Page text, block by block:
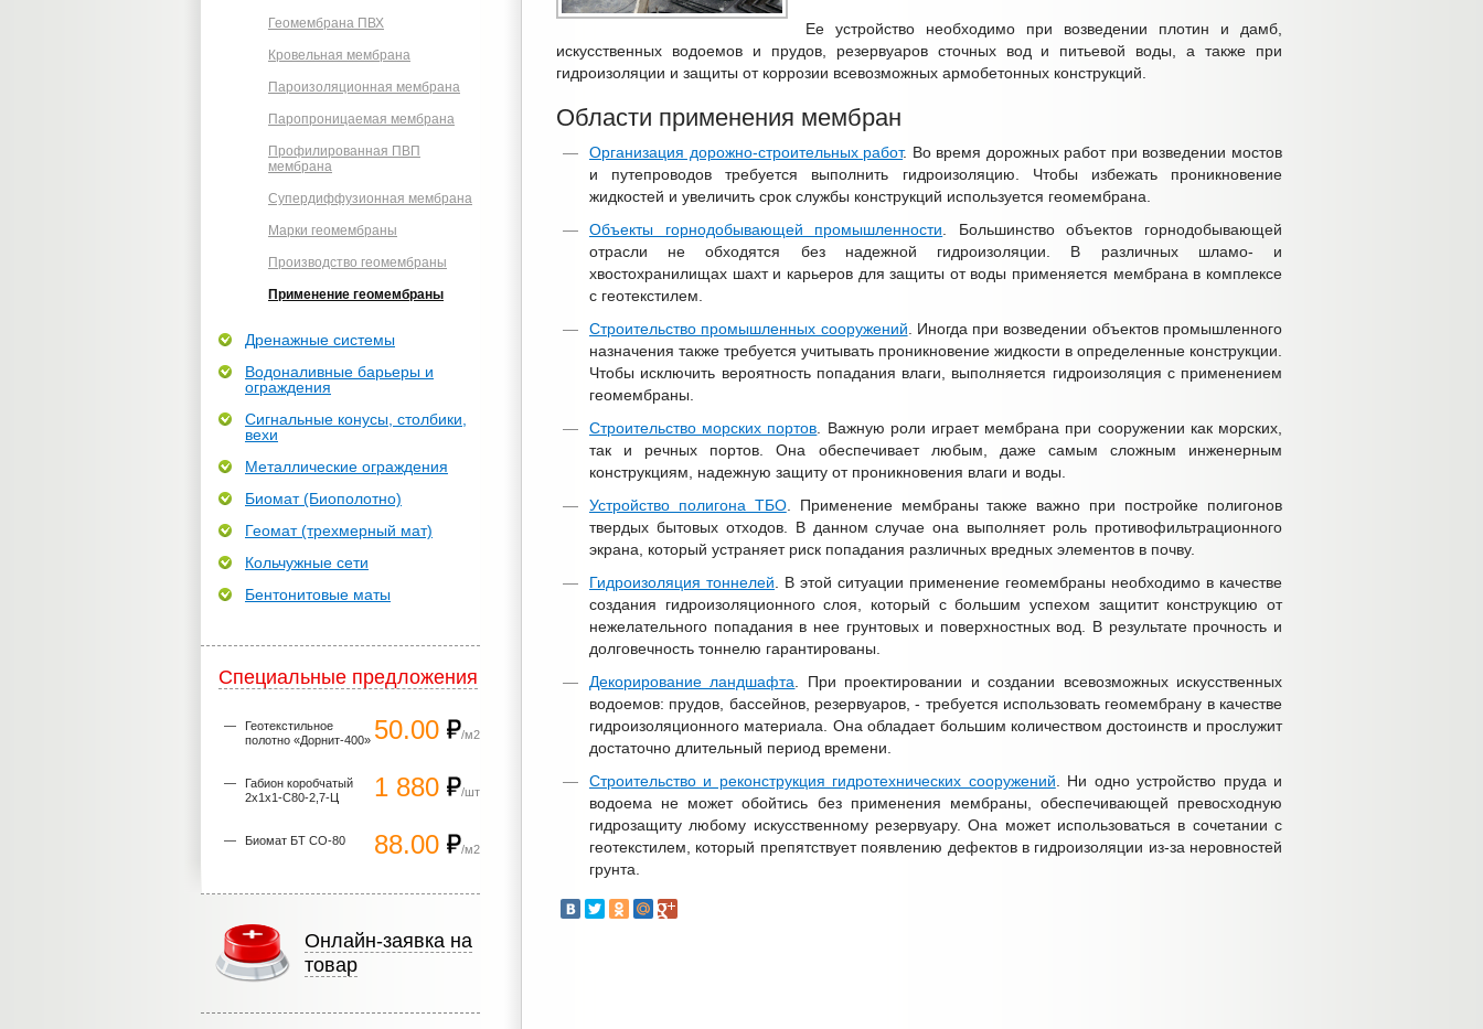
Ее устройство необходимо при возведении плотин и дамб,
искусственных водоемов и прудов, резервуаров сточных вод и питьевой воды, а также при
гидроизоляции и защиты от коррозии всевозможных армобетонных конструкций.
Области применения мембран
Организация дорожно-строительных работ. Во время дорожных работ при возведении мостов
и путепроводов требуется выполнить гидроизоляцию. Чтобы избежать проникновение
жидкостей и увеличить срок службы конструкций используется геомембрана.
Объекты горнодобывающей промышленности . Большинство объектов горнодобывающей
отрасли не обходятся без надежной гидроизоляции. В различных шламо- и
хвостохранилищах шахт и карьеров для защиты от воды применяется мембрана в комплексе
с геотекстилем.
Строительство промышленных сооружений . Иногда при возведении объектов промышленного
назначения также требуется учитывать проникновение жидкости в определенные конструкции.
Чтобы исключить вероятность попадания влаги, выполняется гидроизоляция с применением
геомембраны.
Строительство морских портов . Важную роли играет мембрана при сооружении как морских,
так и речных портов. Она обеспечивает любым, даже самым сложным инженерным
конструкциям, надежную защиту от проникновения влаги и воды.
Устройство полигона ТБО. Применение мембраны также важно при постройке полигонов
твердых бытовых отходов. В данном случае она выполняет роль противофильтрационного
экрана, который устраняет риск попадания различных вредных элементов в почву.
Гидроизоляция тоннелей . В этой ситуации применение геомембраны необходимо в качестве
создания гидроизоляционного слоя, который с большим успехом защитит конструкцию от
нежелательного попадания в нее грунтовых и поверхностных вод. В результате прочность и
долговечность тоннелю гарантированы.
Декорирование ландшафта . При проектировании и создании всевозможных искусственных
водоемов: прудов, бассейнов, резервуаров, - требуется использовать геомембрану в качестве
гидроизоляционного материала. Она обладает большим количеством достоинств и прослужит
достаточно длительный период времени.
Строительство и реконструкция гидротехнических сооружений . Ни одно устройство пруда и
водоема не может обойтись без применения мембраны, обеспечивающей превосходную
гидрозащиту любому искусственному резервуару. Она может использоваться в сочетании с
геотекстилем, который препятствует появлению дефектов в гидроизоляции из-за неровностей
грунта.
Геомембрана ПВХ
Кровельная мембрана
Пароизоляционная мембрана
Паропроницаемая мембрана
Профилированная ПВП
мембрана
Супердиффузионная мембрана
Марки геомембраны
Производство геомембраны
Применение геомембраны
Дренажные системы
Водоналивные барьеры и
ограждения
Сигнальные конусы, столбики,
вехи
Металлические ограждения
Биомат (Биополотно)
Геомат (трехмерный мат)
Кольчужные сети
Бентонитовые маты
Специальные предложения
50.00 /м2
Геотекстильное
полотно «Дорнит-400»
1 880 /шт
Габион коробчатый
2х1х1-С80-2,7-Ц
88.00 /м2
Биомат БТ СО-80
Онлайн-заявка на
товар